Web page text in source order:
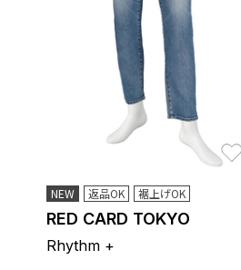
NEW 返品OK 裾上げOK
RED CARD TOKYO
Rhythm +